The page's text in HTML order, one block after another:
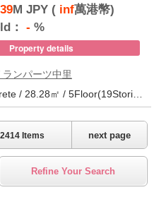
M JPY (inf萬港幣)
： - %
Property details
ンパーツ中里
Built 35 yrs / Steel reinforced Concrete / 28.28㎡ / 5Floor(19Stories) / 309Units / Distance from the station.33
next page
Items
Refine Your Search